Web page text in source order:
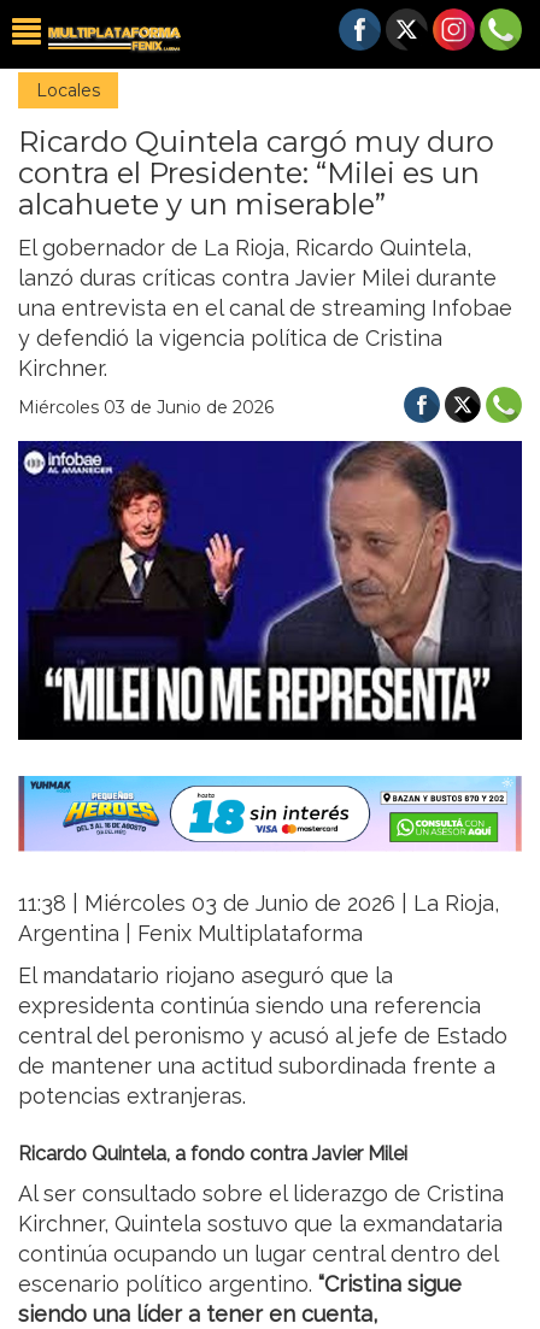
Locales
Ricardo Quintela cargó muy duro
contra el Presidente: “Milei es un
alcahuete y un miserable”
El gobernador de La Rioja, Ricardo Quintela,
lanzó duras críticas contra Javier Milei durante
una entrevista en el canal de streaming Infobae
y defendió la vigencia política de Cristina
Kirchner.
Miércoles 03 de Junio de 2026
11:38 | Miércoles 03 de Junio de 2026 | La Rioja,
Argentina | Fenix Multiplataforma
El mandatario riojano aseguró que la
expresidenta continúa siendo una referencia
central del peronismo y acusó al jefe de Estado
de mantener una actitud subordinada frente a
potencias extranjeras.
Ricardo Quintela, a fondo contra Javier Milei
Al ser consultado sobre el liderazgo de Cristina
Kirchner, Quintela sostuvo que la exmandataria
continúa ocupando un lugar central dentro del
escenario político argentino. “Cristina sigue
siendo una líder a tener en cuenta,